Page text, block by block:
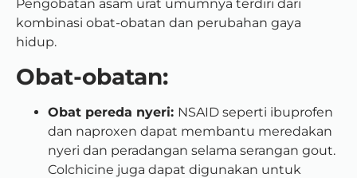
Pengobatan asam urat umumnya terdiri dari
kombinasi obat-obatan dan perubahan gaya
hidup.
Obat-obatan:
Obat pereda nyeri: NSAID seperti ibuprofen
dan naproxen dapat membantu meredakan
nyeri dan peradangan selama serangan gout.
Colchicine juga dapat digunakan untuk